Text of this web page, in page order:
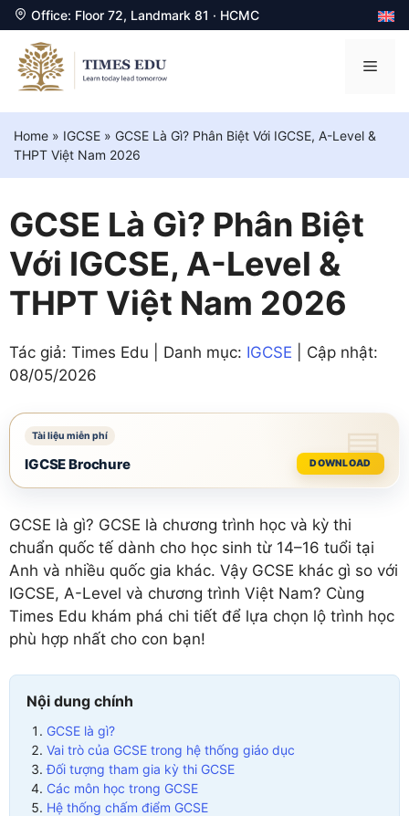
Office: Floor 72, Landmark 81 · HCMC
Chuyển
đến
nội
dung
Home » IGCSE » GCSE Là Gì? Phân Biệt Với IGCSE, A-Level &
THPT Việt Nam 2026
GCSE Là Gì? Phân Biệt
Với IGCSE, A-Level &
THPT Việt Nam 2026
Tác giả: Times Edu | Danh mục: IGCSE | Cập nhật:
08/05/2026
IGCSE Brochure DOWNLOAD
GCSE là gì? GCSE là chương trình học và kỳ thi
chuẩn quốc tế dành cho học sinh từ 14–16 tuổi tại
Anh và nhiều quốc gia khác. Vậy GCSE khác gì so với
IGCSE, A-Level và chương trình Việt Nam? Cùng
Times Edu khám phá chi tiết để lựa chọn lộ trình học
phù hợp nhất cho con bạn!
Nội dung chính
GCSE là gì?
Vai trò của GCSE trong hệ thống giáo dục
Đối tượng tham gia kỳ thi GCSE
Các môn học trong GCSE
Hệ thống chấm điểm GCSE